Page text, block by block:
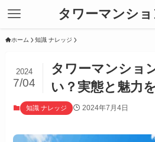
タワーマンシ
ホーム 知識 ナレッジ
タワーマンショ
い？実態と魅力
2024
7/04
知識 ナレッジ 2024年7月4日